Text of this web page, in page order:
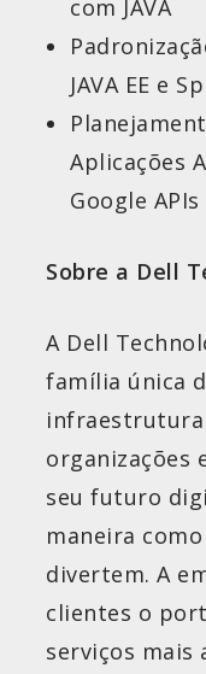
com JAVA
JAVA EE e
Aplicações
Google APIs
Sobre a Dell
A Dell
família única
infraestrutura
organizações
seu futuro
maneira
divertem. A
clientes o
serviços mais